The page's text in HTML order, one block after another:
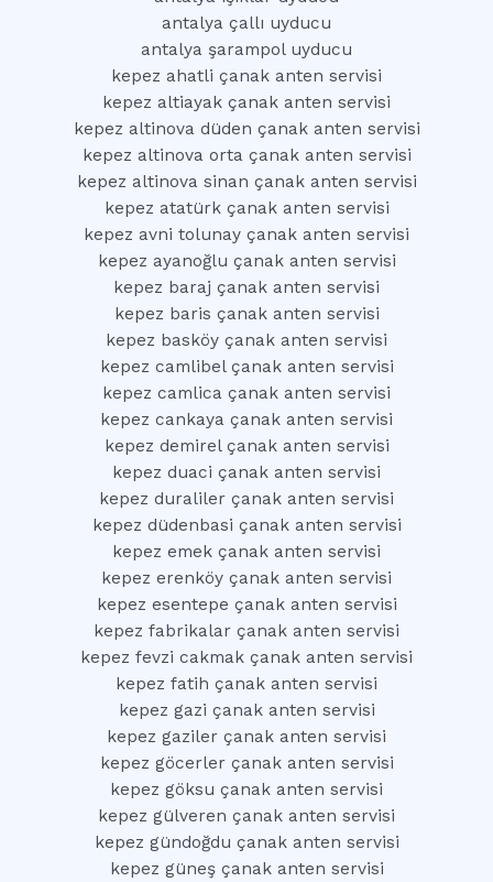
antalya çallı uyducu
antalya şarampol uyducu
kepez ahatli çanak anten servisi
kepez altiayak çanak anten servisi
kepez altinova düden çanak anten servisi
kepez altinova orta çanak anten servisi
kepez altinova sinan çanak anten servisi
kepez atatürk çanak anten servisi
kepez avni tolunay çanak anten servisi
kepez ayanoğlu çanak anten servisi
kepez baraj çanak anten servisi
kepez baris çanak anten servisi
kepez basköy çanak anten servisi
kepez camlibel çanak anten servisi
kepez camlica çanak anten servisi
kepez cankaya çanak anten servisi
kepez demirel çanak anten servisi
kepez duaci çanak anten servisi
kepez duraliler çanak anten servisi
kepez düdenbasi çanak anten servisi
kepez emek çanak anten servisi
kepez erenköy çanak anten servisi
kepez esentepe çanak anten servisi
kepez fabrikalar çanak anten servisi
kepez fevzi cakmak çanak anten servisi
kepez fatih çanak anten servisi
kepez gazi çanak anten servisi
kepez gaziler çanak anten servisi
kepez göcerler çanak anten servisi
kepez göksu çanak anten servisi
kepez gülveren çanak anten servisi
kepez gündoğdu çanak anten servisi
kepez güneş çanak anten servisi